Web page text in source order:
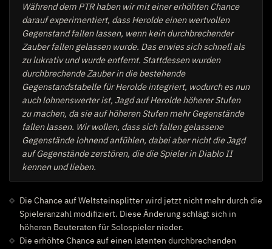
Während dem PTR haben wir mit einer erhöhten Chance
darauf experimentiert, dass Herolde einen wertvollen
Gegenstand fallen lassen, wenn kein durchbrechender
Zauber fallen gelassen wurde. Das erwies sich schnell als
zu lukrativ und wurde entfernt. Stattdessen wurden
durchbrechende Zauber in die bestehende
Gegenstandstabelle für Herolde integriert, wodurch es nun
auch lohnenswerter ist, Jagd auf Herolde höherer Stufen
zu machen, da sie auf höheren Stufen mehr Gegenstände
fallen lassen. Wir wollen, dass sich fallen gelassene
Gegenstände lohnend anfühlen, dabei aber nicht die Jagd
auf Gegenstände zerstören, die die Spieler in Diablo II
kennen und lieben.
Die Chance auf Weltsteinsplitter wird jetzt nicht mehr durch die
Spieleranzahl modifiziert. Diese Änderung schlägt sich in
höheren Beuteraten für Solospieler nieder.
Die erhöhte Chance auf einen latenten durchbrechenden